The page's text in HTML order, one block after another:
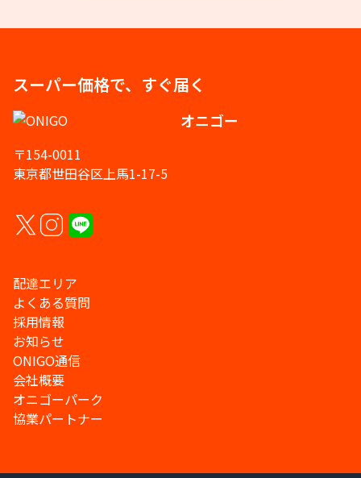
スーパー価格で、すぐ届く
オニゴー
〒154-0011
東京都世田谷区上馬1-17-5
配達エリア
よくある質問
採用情報
お知らせ
ONIGO通信
会社概要
オニゴーパーク
協業パートナー